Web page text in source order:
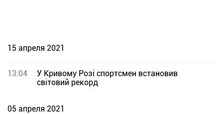
15 апреля 2021
13:04
У Кривому Розі спортсмен встановив
світовий рекорд
05 апреля 2021